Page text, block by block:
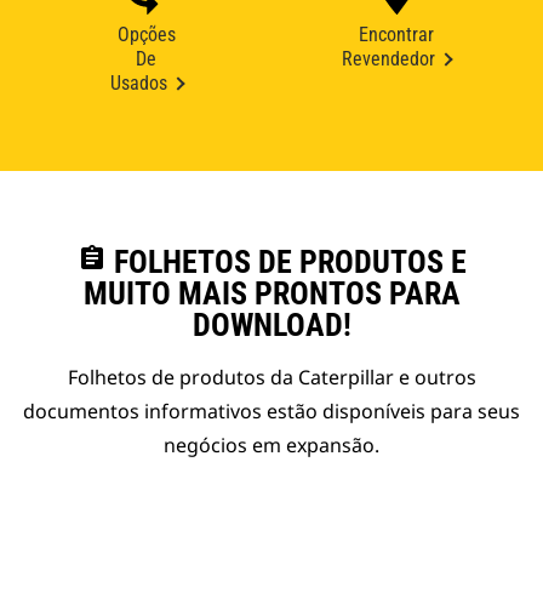
Opções
De
Usados
Encontrar
Revendedor
assignment FOLHETOS DE PRODUTOS E
MUITO MAIS PRONTOS PARA
DOWNLOAD!
Folhetos de produtos da Caterpillar e outros
documentos informativos estão disponíveis para seus
negócios em expansão.